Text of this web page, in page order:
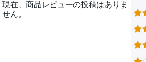
現在、商品レビューの投稿はありま
せん。